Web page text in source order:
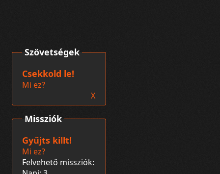
Missziók
Gyűjts killt!
Mi ez?
Felvehető missziók:
Szövetségek
Csekkold le!
Mi ez?
X